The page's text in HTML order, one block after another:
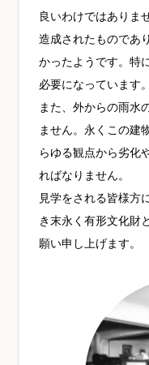
良いわけではありま
造成されたものであ
かったようです。特
必要になっています。
また、外からの雨水
ません。永くこの建
らゆる観点から劣化
ればなりません。
見学をされる皆様方
き末永く有形文化財
願い申し上げます。